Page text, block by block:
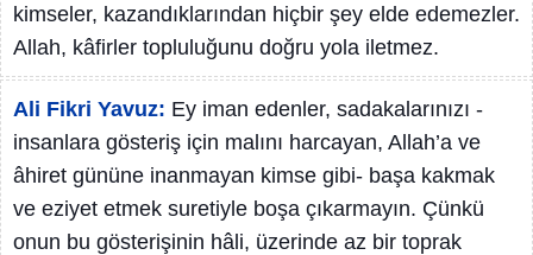
kimseler, kazandıklarından hiçbir şey elde edemezler.
Allah, kâfirler topluluğunu doğru yola iletmez.
Ali Fikri Yavuz: Ey iman edenler, sadakalarınızı -
insanlara gösteriş için malını harcayan, Allah’a ve
âhiret gününe inanmayan kimse gibi- başa kakmak
ve eziyet etmek suretiyle boşa çıkarmayın. Çünkü
onun bu gösterişinin hâli, üzerinde az bir toprak